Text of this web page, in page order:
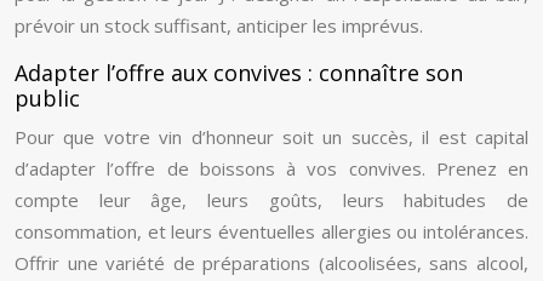
prévoir un stock suffisant, anticiper les imprévus.
Adapter l’offre aux convives : connaître son
public
Pour que votre vin d’honneur soit un succès, il est capital
d’adapter l’offre de boissons à vos convives. Prenez en
compte leur âge, leurs goûts, leurs habitudes de
consommation, et leurs éventuelles allergies ou intolérances.
Offrir une variété de préparations (alcoolisées, sans alcool,